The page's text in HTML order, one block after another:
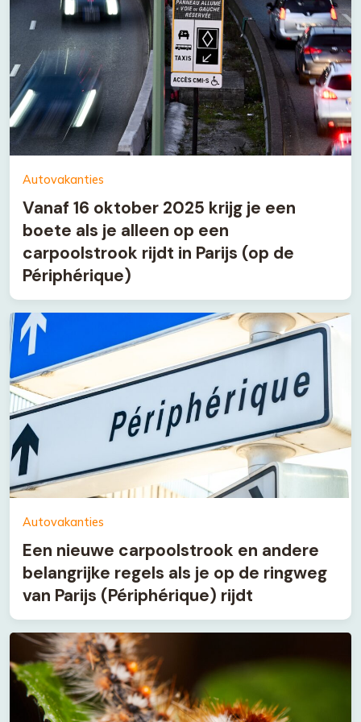
Autovakanties
Vanaf 16 oktober 2025 krijg je een
boete als je alleen op een
carpoolstrook rijdt in Parijs (op de
Périphérique)
Autovakanties
Een nieuwe carpoolstrook en andere
belangrijke regels als je op de ringweg
van Parijs (Périphérique) rijdt